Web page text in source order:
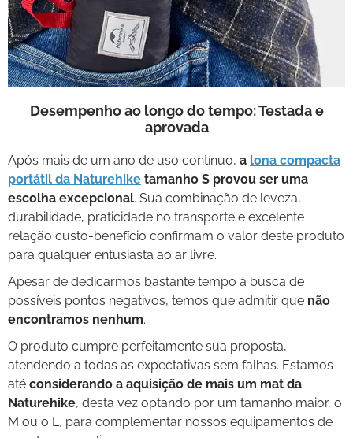
Desempenho ao longo do tempo: Testada e
aprovada
Após mais de um ano de uso contínuo, a lona compacta
portátil da Naturehike tamanho S provou ser uma
escolha excepcional. Sua combinação de leveza,
durabilidade, praticidade no transporte e excelente
relação custo-benefício confirmam o valor deste produto
para qualquer entusiasta ao ar livre.
Apesar de dedicarmos bastante tempo à busca de
possíveis pontos negativos, temos que admitir que não
encontramos nenhum.
O produto cumpre perfeitamente sua proposta,
atendendo a todas as expectativas sem falhas. Estamos
até considerando a aquisição de mais um mat da
Naturehike, desta vez optando por um tamanho maior, o
M ou o L, para complementar nossos equipamentos de